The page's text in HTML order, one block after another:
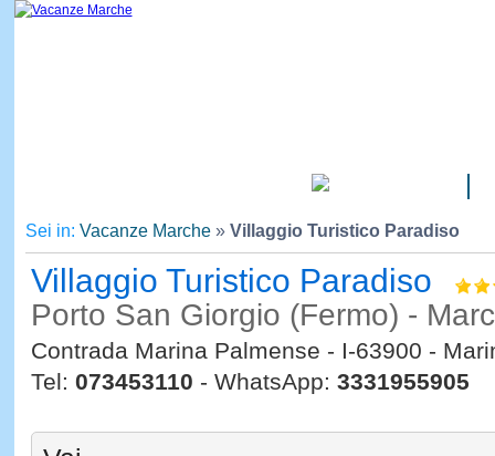
Sei in: Vacanze Marche» Villaggio Turistico Paradiso
Villaggio Turistico Paradiso
Porto San Giorgio (Fermo) -
Contrada Marina Palmense - I-63900 -
Tel: 073453110 - WhatsApp: 3331955905